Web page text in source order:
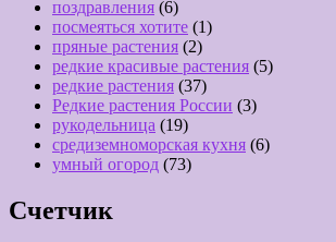
поздравления (6)
посмеяться хотите (1)
пряные растения (2)
редкие красивые растения (5)
редкие растения (37)
Редкие растения России (3)
рукодельница (19)
средиземноморская кухня (6)
умный огород (73)
Счетчик